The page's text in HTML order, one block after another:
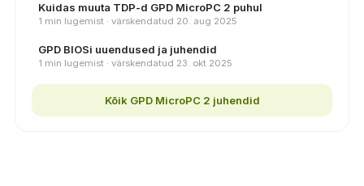
Kuidas muuta TDP-d GPD MicroPC 2 puhul
1 min lugemist · värskendatud 20. aug 2025
GPD BIOSi uuendused ja juhendid
1 min lugemist · värskendatud 23. okt 2025
Kõik GPD MicroPC 2 juhendid